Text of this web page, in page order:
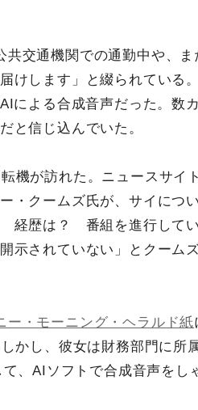
交通機関での通勤中や、ま
けします」と綴られている
による合成音声だった。数
と信じ込んでいた。
機が訪れた。ニュースサイ
・クームズ氏が、サイにつ
経歴は？ 番組を進行してい
示されていない」とクーム
ー・モーニング・ヘラルド紙
かし、彼女は財務部門に所
、AIソフトで合成音声をし